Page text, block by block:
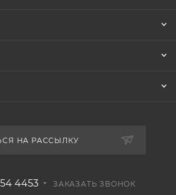
НА РАССЫЛКУ
4453 ЗАКАЗАТЬ ЗВОНОК